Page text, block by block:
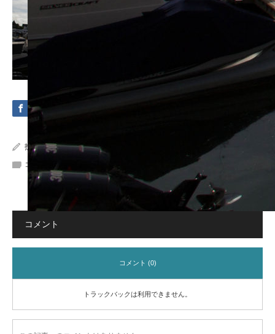
投稿者:Crystal Sea Marine
コメント:
コメント
コメント (0)
トラックバックは利用できません。